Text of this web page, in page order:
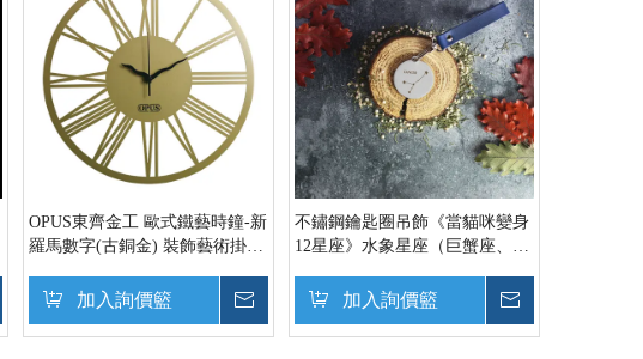
OPUS東齊金工 歐式鐵藝時鐘-新
羅馬數字(古銅金) 裝飾藝術掛鐘
加入詢價籃
不鏽鋼鑰匙圈吊飾《當貓咪變身
12星座》水象星座（巨蟹座、天
環 時尚配件【OPUS東齊金工】
加入詢價籃